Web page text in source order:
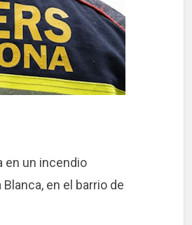
en un incendio
en el barrio de